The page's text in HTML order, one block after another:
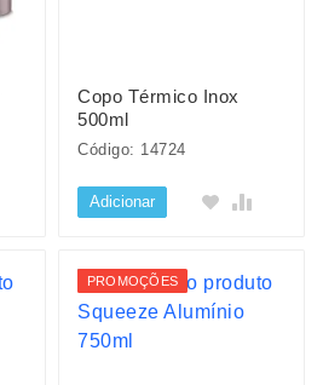
Copo Térmico Inox
500ml
Código: 14724
Adicionar
PROMOÇÕES